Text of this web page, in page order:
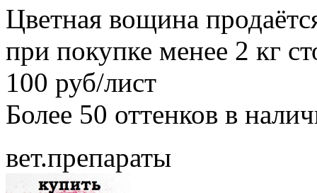
Цветная вощина
при покупке менее 2 кг
100 руб/лист
Более 50 оттенков в
вет.препараты